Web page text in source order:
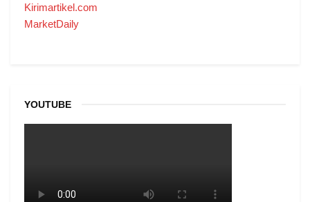
Kirimartikel.com
MarketDaily
YOUTUBE